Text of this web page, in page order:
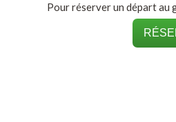
Pour réserver un départ au